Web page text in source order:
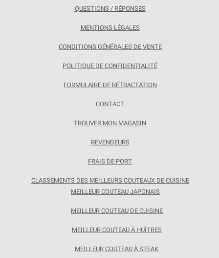
QUESTIONS / RÉPONSES
MENTIONS LÉGALES
CONDITIONS GÉNÉRALES DE VENTE
POLITIQUE DE CONFIDENTIALITÉ
FORMULAIRE DE RÉTRACTATION
CONTACT
TROUVER MON MAGASIN
REVENDEURS
FRAIS DE PORT
CLASSEMENTS DES MEILLEURS COUTEAUX DE CUISINE
MEILLEUR COUTEAU JAPONAIS
MEILLEUR COUTEAU DE CUISINE
MEILLEUR COUTEAU À HUÎTRES
MEILLEUR COUTEAU À STEAK